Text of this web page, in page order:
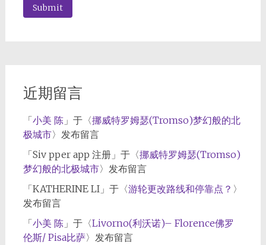
近期留言
「小美 陈」于〈挪威特罗姆瑟(Tromso)梦幻般的北
极城市〉发布留言
「Siv pper app 注册」于〈挪威特罗姆瑟(Tromso)
梦幻般的北极城市〉发布留言
「KATHERINE LI」于〈游轮更改路线和停靠点？ 〉
发布留言
「小美 陈」于〈Livorno(利沃诺)– Florence佛罗
伦斯/ Pisa比萨〉发布留言